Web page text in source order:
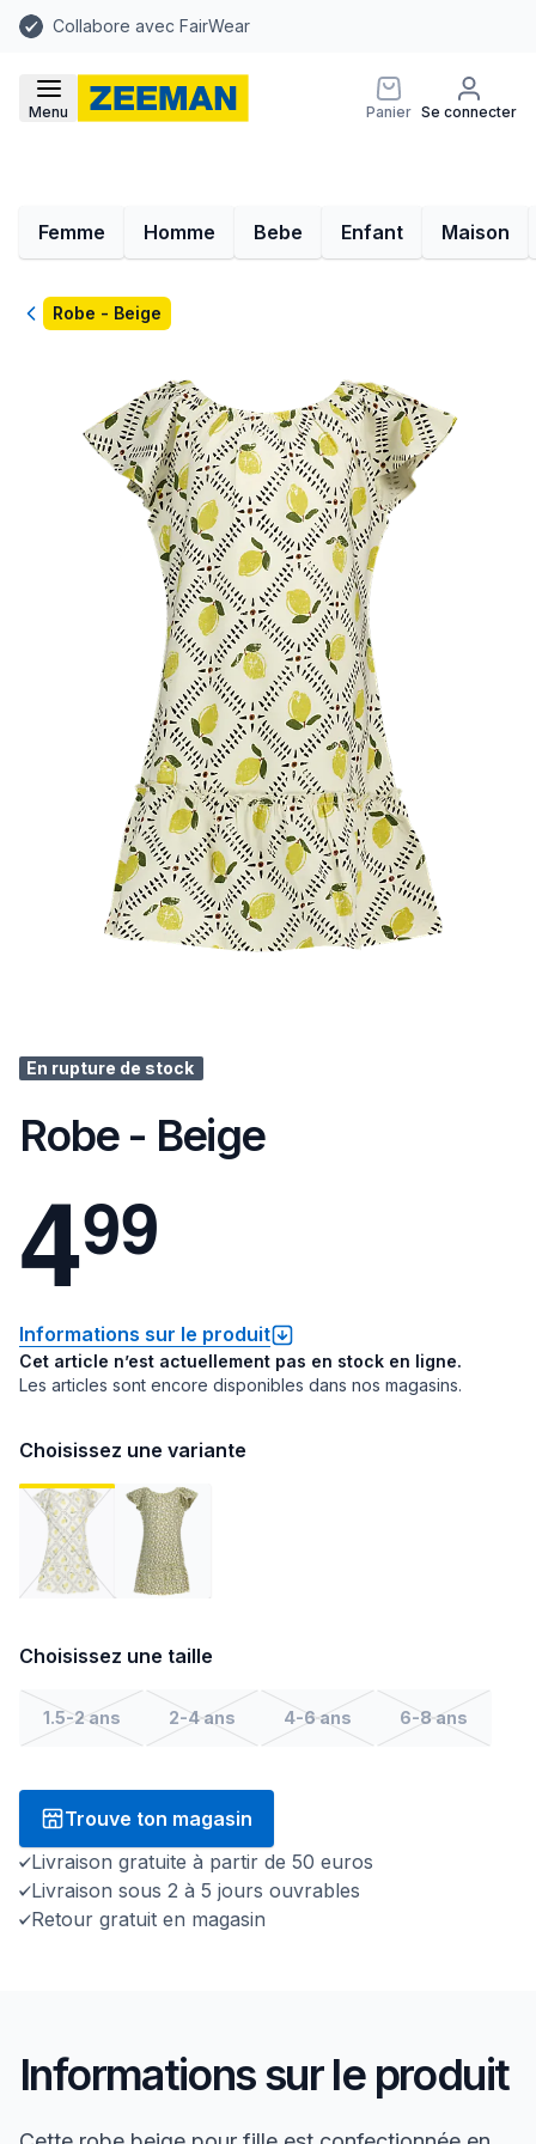
Collabore avec FairWear
Menu Panier Se connecter
Femme Homme Bebe Enfant Maison
RetourRobe - Beige
En rupture de stock
Robe - Beige
499
Informations sur le produit
Cet article n’est actuellement pas en stock en ligne.
Les articles sont encore disponibles dans nos magasins.
Choisissez une variante
Choisissez une taille
1.5-2 ans 2-4 ans 4-6 ans 6-8 ans
Trouve ton magasin
Livraison gratuite à partir de 50 euros
Livraison sous 2 à 5 jours ouvrables
Retour gratuit en magasin
Informations sur le produit